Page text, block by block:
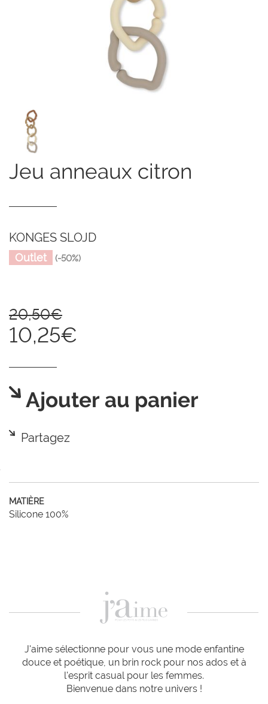
jeu anneaux citron
KONGES SLOJD
Outlet (-50%)
20,50€
10,25€
Ajouter au panier
Partagez
MATIÈRE
Silicone 100%
J'aime sélectionne pour vous une mode enfantine
douce et poétique, un brin rock pour nos ados et à
l'esprit casual pour les femmes.
Bienvenue dans notre univers !